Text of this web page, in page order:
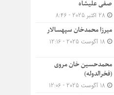
صفی علیشاه
میرزا محمدخان سپهسالار
محمدحسین خان مروی
(فخرالدوله)